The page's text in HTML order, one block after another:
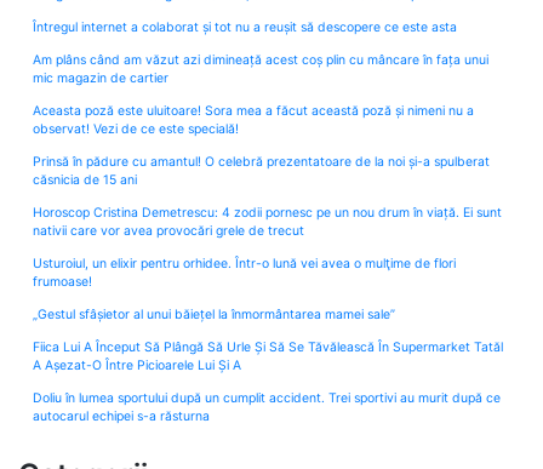
Întregul internet a colaborat și tot nu a reușit să descopere ce este asta
Am plâns când am văzut azi dimineață acest coș plin cu mâncare în fața unui
mic magazin de cartier
Aceasta poză este uluitoare! Sora mea a făcut această poză și nimeni nu a
observat! Vezi de ce este specială!
Prinsă în pădure cu amantul! O celebră prezentatoare de la noi și-a spulberat
căsnicia de 15 ani
Horoscop Cristina Demetrescu: 4 zodii pornesc pe un nou drum în viață. Ei sunt
nativii care vor avea provocări grele de trecut
Usturoiul, un elixir pentru orhidee. Într-o lună vei avea o mulţime de flori
frumoase!
„Gestul sfâșietor al unui băiețel la înmormântarea mamei sale”
Fiica Lui A Început Să Plângă Să Urle Și Să Se Tăvălească În Supermarket Tatăl
A Așezat-O Între Picioarele Lui Și A
Doliu în lumea sportului după un cumplit accident. Trei sportivi au murit după ce
autocarul echipei s-a răsturna